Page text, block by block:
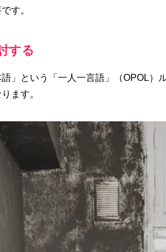
す。
する
」という「一人一言語」（OPOL
ます。